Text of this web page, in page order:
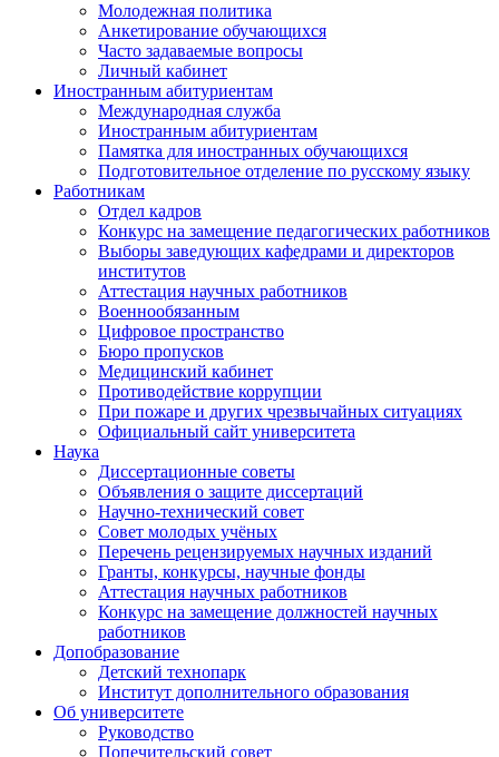
Молодежная политика
Анкетирование обучающихся
Часто задаваемые вопросы
Личный кабинет
Иностранным абитуриентам
Международная служба
Иностранным абитуриентам
Памятка для иностранных обучающихся
Подготовительное отделение по русскому языку
Работникам
Отдел кадров
Конкурс на замещение педагогических работников
Выборы заведующих кафедрами и директоров
институтов
Аттестация научных работников
Военнообязанным
Цифровое пространство
Бюро пропусков
Медицинский кабинет
Противодействие коррупции
При пожаре и других чрезвычайных ситуациях
Официальный сайт университета
Наука
Диссертационные советы
Объявления о защите диссертаций
Научно-технический совет
Совет молодых учёных
Перечень рецензируемых научных изданий
Гранты, конкурсы, научные фонды
Аттестация научных работников
Конкурс на замещение должностей научных
работников
Допобразование
Детский технопарк
Институт дополнительного образования
Об университете
Руководство
Попечительский совет